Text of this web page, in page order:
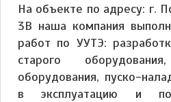
На объекте по адресу: г.
3В наша компания
работ по УУТЭ:
старого
оборудования, пуско-
в эксплуатацию и